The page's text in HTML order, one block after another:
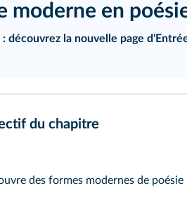
moderne en
: découvrez la nouvelle page d'
du chapitre
des formes modernes de poésie